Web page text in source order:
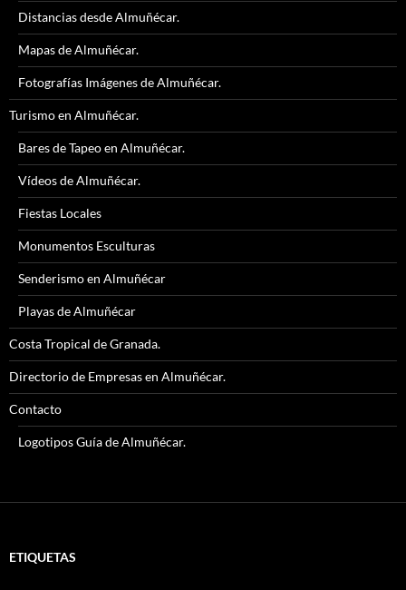
Distancias desde Almuñécar.
Mapas de Almuñécar.
Fotografías Imágenes de Almuñécar.
Turismo en Almuñécar.
Bares de Tapeo en Almuñécar.
Vídeos de Almuñécar.
Fiestas Locales
Monumentos Esculturas
Senderismo en Almuñécar
Playas de Almuñécar
Costa Tropical de Granada.
Directorio de Empresas en Almuñécar.
Contacto
Logotipos Guía de Almuñécar.
ETIQUETAS